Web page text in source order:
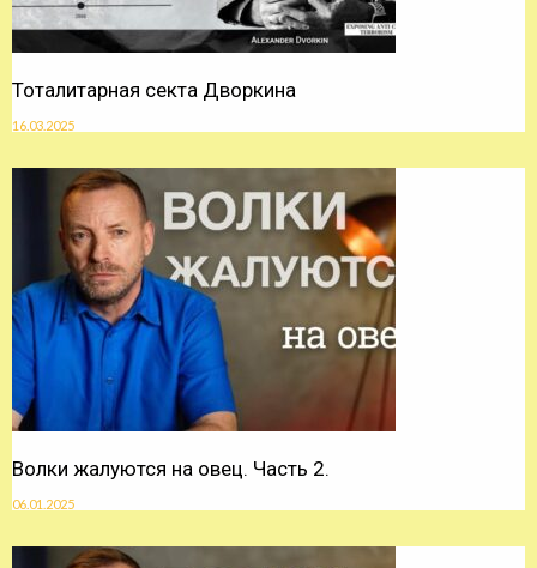
Тоталитарная секта Дворкина
16.03.2025
Волки жалуются на овец. Часть 2.
06.01.2025